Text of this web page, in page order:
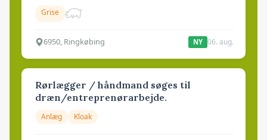
Grise
6950, Ringkøbing NY 06. aug.
Rørlægger / håndmand søges til
dræn/entreprenørarbejde.
Anlæg Kloak